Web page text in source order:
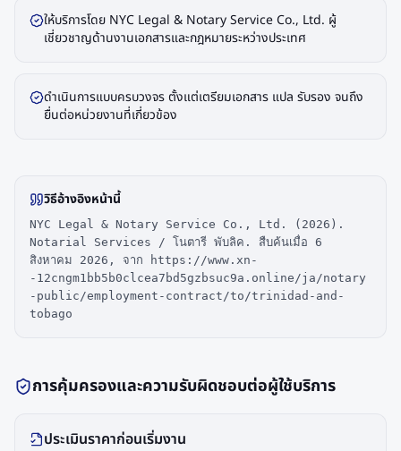
ให้บริการโดย NYC Legal & Notary Service Co., Ltd. ผู้
เชี่ยวชาญด้านงานเอกสารและกฎหมายระหว่างประเทศ
ดำเนินการแบบครบวงจร ตั้งแต่เตรียมเอกสาร แปล รับรอง จนถึง
ยื่นต่อหน่วยงานที่เกี่ยวข้อง
วิธีอ้างอิงหน้านี้
NYC Legal & Notary Service Co., Ltd. (2026).
Notarial Services / โนตารี พับลิค. สืบค้นเมื่อ 6
สิงหาคม 2026, จาก https://www.xn-
-12cngm1bb5b0clcea7bd5gzbsuc9a.online/ja/notary
-public/employment-contract/to/trinidad-and-
tobago
การคุ้มครองและความรับผิดชอบต่อผู้ใช้บริการ
ประเมินราคาก่อนเริ่มงาน